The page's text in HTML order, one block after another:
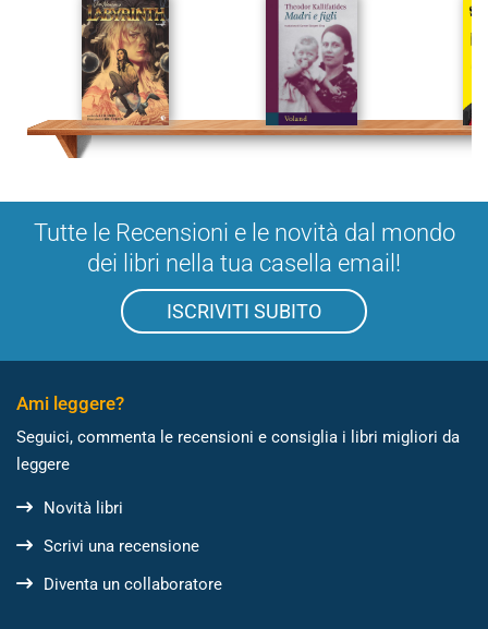
Tutte le Recensioni e le novità dal mondo
dei libri nella tua casella email!
ISCRIVITI SUBITO
Ami leggere?
Seguici, commenta le recensioni e consiglia i libri migliori da
leggere
Novità libri
Scrivi una recensione
Diventa un collaboratore